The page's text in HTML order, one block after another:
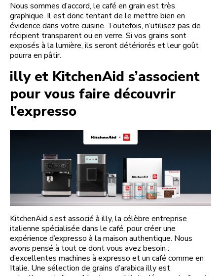
Nous sommes d’accord, le café en grain est très
graphique. Il est donc tentant de le mettre bien en
évidence dans votre cuisine. Toutefois, n’utilisez pas de
récipient transparent ou en verre. Si vos grains sont
exposés à la lumière, ils seront détériorés et leur goût
pourra en pâtir.
illy et KitchenAid s’associent
pour vous faire découvrir
l’expresso
KitchenAid s’est associé à illy, la célèbre entreprise
italienne spécialisée dans le café, pour créer une
expérience d’expresso à la maison authentique. Nous
avons pensé à tout ce dont vous avez besoin :
d’excellentes machines à expresso et un café comme en
Italie. Une sélection de grains d’arabica illy est